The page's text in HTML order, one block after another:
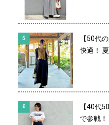
【50代
快適！
【40代
で参戦